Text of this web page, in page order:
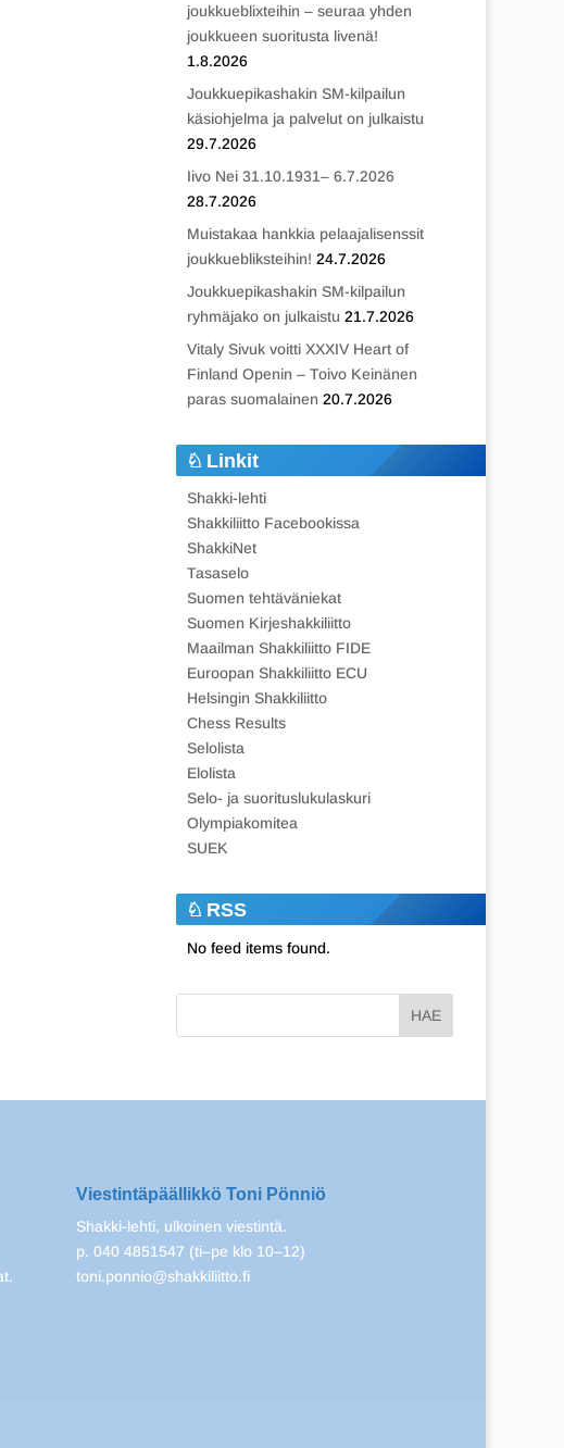
joukkueblixteihin – seuraa yhden
joukkueen suoritusta livenä!
1.8.2026
Joukkuepikashakin SM-kilpailun
käsiohjelma ja palvelut on julkaistu
29.7.2026
Iivo Nei 31.10.1931– 6.7.2026
28.7.2026
Muistakaa hankkia pelaajalisenssit
joukkuebliksteihin! 24.7.2026
Joukkuepikashakin SM-kilpailun
ryhmäjako on julkaistu 21.7.2026
Vitaly Sivuk voitti XXXIV Heart of
Finland Openin – Toivo Keinänen
paras suomalainen 20.7.2026
Linkit
Shakki-lehti
Shakkiliitto Facebookissa
ShakkiNet
Tasaselo
Suomen tehtäväniekat
Suomen Kirjeshakkiliitto
Maailman Shakkiliitto FIDE
Euroopan Shakkiliitto ECU
Helsingin Shakkiliitto
Chess Results
Selolista
Elolista
Selo- ja suorituslukulaskuri
Olympiakomitea
SUEK
RSS
No feed items found.
Viestintäpäällikkö Toni Pönniö
Shakki-lehti, ulkoinen viestintä.
p. 040 4851547 (ti–pe klo 10–12)
toni.ponnio@shakkiliitto.fi